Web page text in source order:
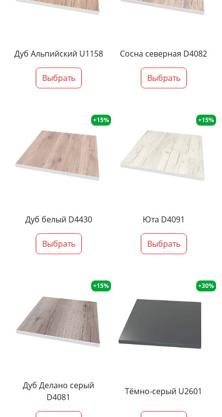
Дуб Альпийский U1158
Выбрать
Сосна северная D4082
Выбрать
+15%
Дуб белый D4430
Выбрать
+15%
Юта D4091
Выбрать
+15%
Дуб Делано серый
D4081
+30%
Тёмно-серый U2601